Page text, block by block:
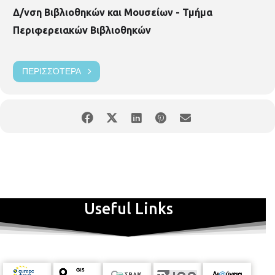
Δ/νση Βιβλιοθηκών και Μουσείων - Τμήμα
Περιφερειακών Βιβλιοθηκών
ΠΕΡΙΣΣΌΤΕΡΑ
Useful Links